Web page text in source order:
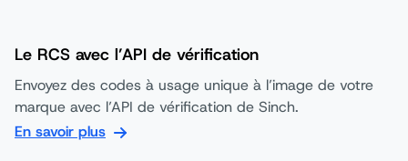
Le RCS avec l’API de vérification
Envoyez des codes à usage unique à l’image de votre
marque avec l’API de vérification de Sinch.
En savoir plus